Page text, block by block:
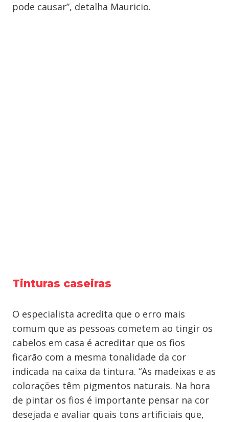
pode causar”, detalha Mauricio.
Tinturas caseiras
O especialista acredita que o erro mais
comum que as pessoas cometem ao tingir os
cabelos em casa é acreditar que os fios
ficarão com a mesma tonalidade da cor
indicada na caixa da tintura. “As madeixas e as
colorações têm pigmentos naturais. Na hora
de pintar os fios é importante pensar na cor
desejada e avaliar quais tons artificiais que,